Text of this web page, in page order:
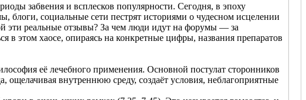
забвения и всплесков популярности. Сегодня, в эпоху
блоги, социальные сети пестрят историями о чудесном исцелении
эти реальные отзывы? За чем люди идут на форумы — за
в этом хаосе, опираясь на конкретные цифры, названия препаратов
её лечебного применения. Основной постулат сторонников
ощелачивая внутреннюю среду, создаёт условия, неблагоприятные